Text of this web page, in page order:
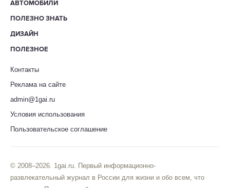
АВТОМОБИЛИ
ПОЛЕЗНО ЗНАТЬ
ДИЗАЙН
ПОЛЕЗНОЕ
Контакты
Реклама на сайте
admin@1gai.ru
Условия использования
Пользовательское соглашение
© 2008–2026. 1gai.ru. Первый информационно-
развлекательный журнал в России для жизни и обо всем, что